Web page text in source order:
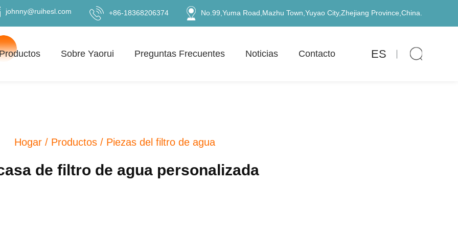
johnny@ruihesl.com +86-18368206374 No.99,Yuma Road,Mazhu Town,Yuyao City,Zhejiang Province,China.
Sobre Yaorui Preguntas Frecuentes Noticias Contacto ES
Hogar/ Productos/ Piezas del filtro de agua
de filtro de agua personalizada